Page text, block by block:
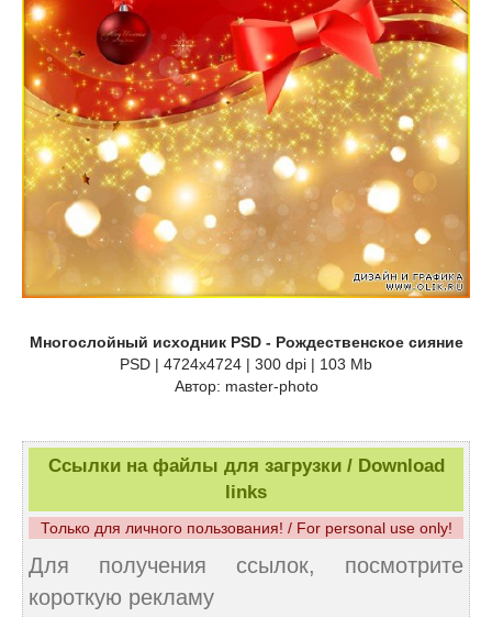
Многослойный исходник PSD - Рождественское сияние
PSD | 4724x4724 | 300 dpi | 103 Mb
Автор: master-photo
Ссылки на файлы для загрузки / Download
links
Только для личного пользования! / For personal use only!
Для получения ссылок, посмотрите
короткую рекламу